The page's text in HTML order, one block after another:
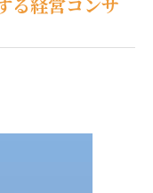
る経営コンサ